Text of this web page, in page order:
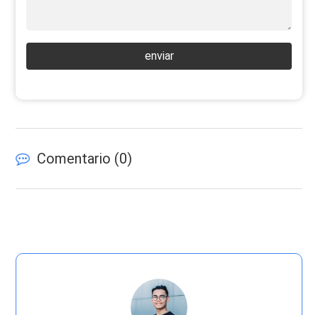
enviar
Comentario (0)